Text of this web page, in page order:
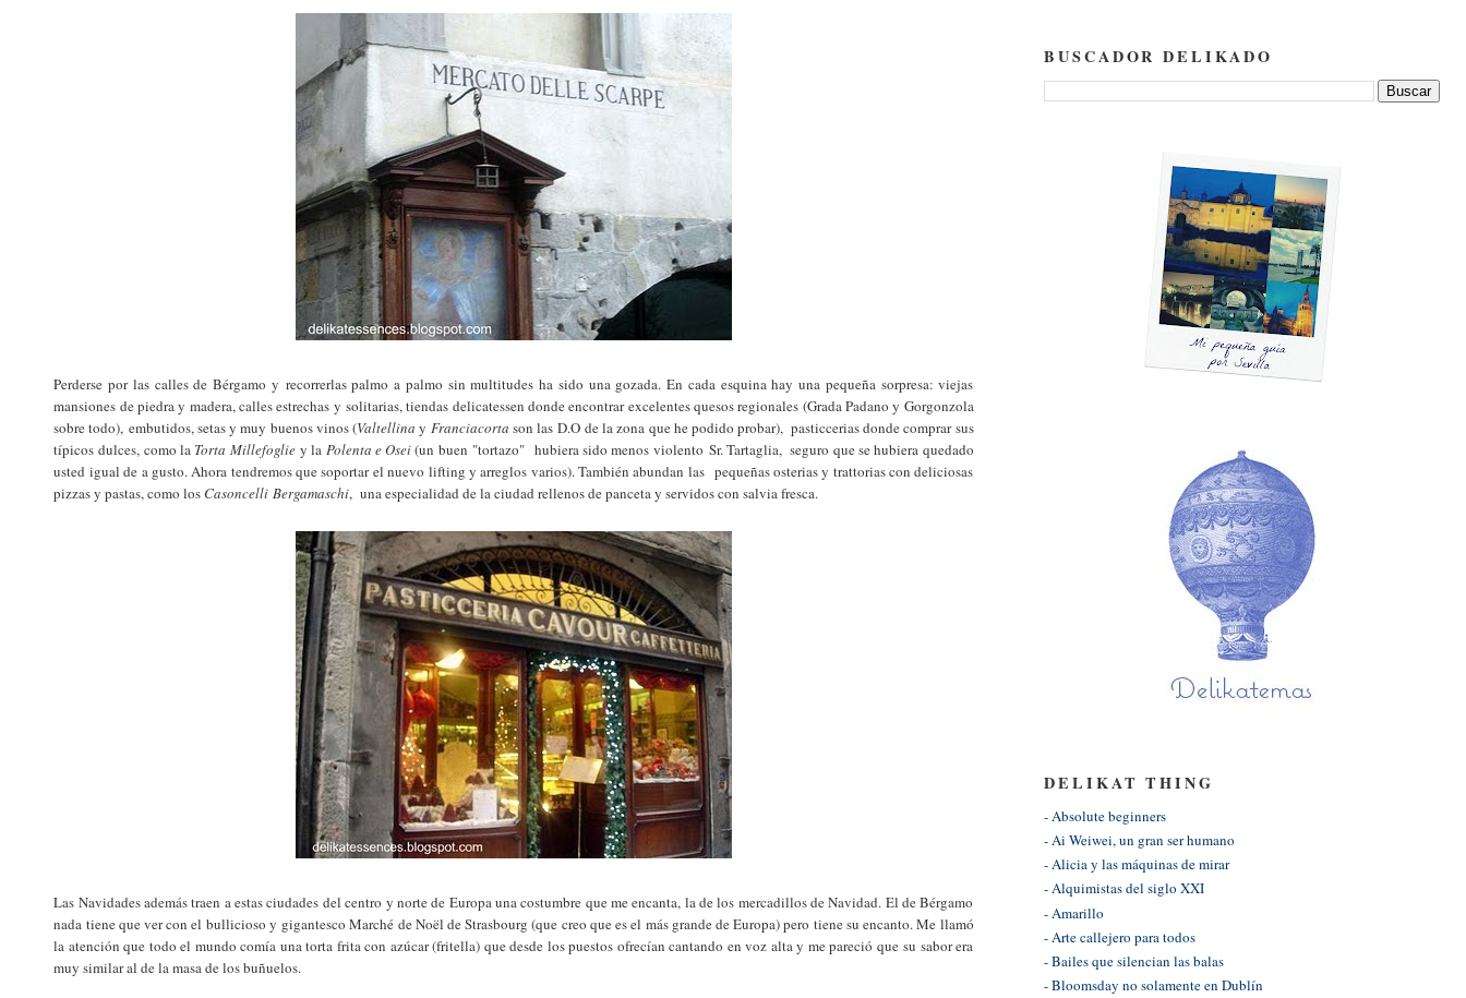
Perderse por las calles de Bérgamo y recorrerlas palmo a palmo sin multitudes ha sido una gozada. En cada esquina hay una pequeña sorpresa: viejas
mansiones de piedra y madera, calles estrechas y solitarias, tiendas delicatessen donde encontrar excelentes quesos regionales (Grada Padano y Gorgonzola
sobre todo), embutidos, setas y muy buenos vinos (Valtellina yFranciacorta son las D.O de la zona que he podido probar), pasticcerias donde comprar sus
típicos dulces, como la Torta Millefogliey la Polenta e Osei(un buen "tortazo" hubiera sido menos violento Sr. Tartaglia, seguro que se hubiera quedado
usted igual de a gusto. Ahora tendremos que soportar el nuevo lifting y arreglos varios). También abundan las pequeñas osterias y trattorias con deliciosas
pizzas y pastas, como los Casoncelli Bergamaschi, una especialidad de la ciudad rellenos de panceta y servidos con salvia fresca.
Las Navidades además traen a estas ciudades del centro y norte de Europa una costumbre que me encanta, la de los mercadillos de Navidad. El de Bérgamo
nada tiene que ver con el bullicioso y gigantesco Marché de Noël de Strasbourg (que creo que es el más grande de Europa) pero tiene su encanto. Me llamó
la atención que todo el mundo comía una torta frita con azúcar (fritella) que desde los puestos ofrecían cantando en voz alta y me pareció que su sabor era
muy similar al de la masa de los buñuelos.
BUSCADOR DELIKADO
DELIKAT THING
- Absolute beginners
- Ai Weiwei, un gran ser humano
- Alicia y las máquinas de mirar
- Alquimistas del siglo XXI
- Amarillo
- Arte callejero para todos
- Bailes que silencian las balas
- Bloomsday no solamente en Dublín